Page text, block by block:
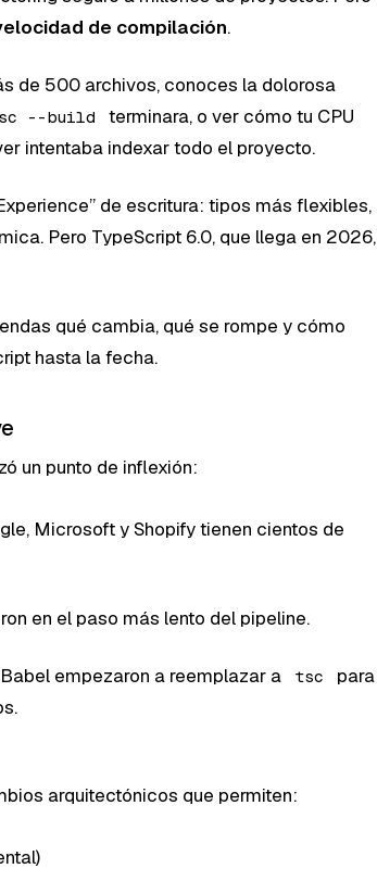
de compilación.
de 500 archivos, conoces la dolorosa
--build
terminara, o ver cómo tu CPU
intentaba indexar todo el proyecto.
de escritura: tipos más flexibles,
Pero TypeScript 6.0, que llega en 2026,
qué cambia, qué se rompe y cómo
hasta la fecha.
un punto de inflexión:
Microsoft y Shopify tienen cientos de
en el paso más lento del pipeline.
Babel empezaron a reemplazar a tsc
para
arquitectónicos que permiten: